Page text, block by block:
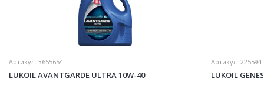
Артикул: 3655654
LUKOIL AVANTGARDE ULTRA 10W-40
Артикул:
LUKOIL